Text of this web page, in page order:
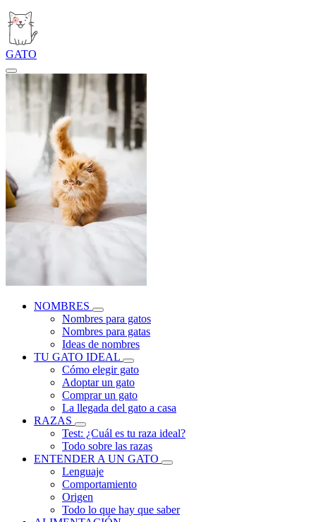
GATO
NOMBRES
Nombres para gatos
Nombres para gatas
Ideas de nombres
TU GATO IDEAL
Cómo elegir gato
Adoptar un gato
Comprar un gato
La llegada del gato a casa
RAZAS
Test: ¿Cuál es tu raza ideal?
Todo sobre las razas
ENTENDER A UN GATO
Lenguaje
Comportamiento
Origen
Todo lo que hay que saber